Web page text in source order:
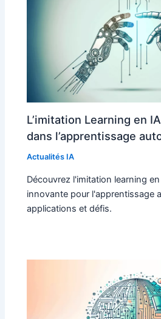
L’imitation Learning en
dans l’apprentissage
Actualités IA
Découvrez l'imitation learning
innovante pour l'apprentissage
applications et défis.